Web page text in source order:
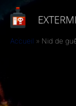
Accueil Nid de